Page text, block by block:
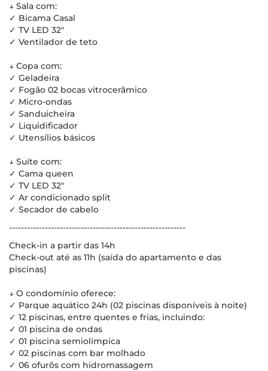
↓ Sala com:
✓ Bicama Casal
✓ TV LED 32"
✓ Ventilador de teto
↓ Copa com:
✓ Geladeira
✓ Fogão 02 bocas vitrocerâmico
✓ Micro-ondas
✓ Sanduicheira
✓ Liquidificador
✓ Utensílios básicos
↓ Suíte com:
✓ Cama queen
✓ TV LED 32"
✓ Ar condicionado split
✓ Secador de cabelo
-----------------------------------------------------------
Check-in a partir das 14h
Check-out até as 11h (saída do apartamento e das
piscinas)
↓ O condomínio oferece:
✓ Parque aquático 24h (02 piscinas disponíveis à noite)
✓ 12 piscinas, entre quentes e frias, incluindo:
✓ 01 piscina de ondas
✓ 01 piscina semiolímpica
✓ 02 piscinas com bar molhado
✓ 06 ofurôs com hidromassagem